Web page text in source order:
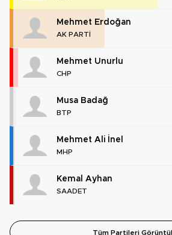
Mehmet Erdoğan
AK PARTİ
Mehmet Unurlu
CHP
Musa Badağ
BTP
Mehmet Ali İnel
MHP
Kemal Ayhan
SAADET
Tüm Partileri